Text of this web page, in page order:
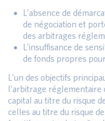
L’absence de
de négociation et
des arbitrages
L’insuffisance de
de fonds propres
L’un des objectifs
l’arbitrage réglementaire
capital au titre du risque
celles au titre du risque